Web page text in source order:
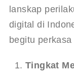
lanskap
digital di
begitu
Tingkat